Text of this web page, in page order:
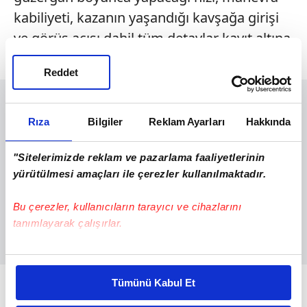
Rıza Bilgiler Reklam Ayarları Hakkında
"Sitelerimizde reklam ve pazarlama faaliyetlerinin
yürütülmesi amaçları ile çerezler kullanılmaktadır.
Bu çerezler, kullanıcıların tarayıcı ve cihazlarını
tanımlayarak çalışırlar.
Bu çerezlere izin vermeniz halinde sizlere özel
daha iyi reklam deneyimi yaşatabiliriz. Bunu yaparken
Tümünü Kabul Et
Reddet
kabiliyeti, kazanın yaşandığı kavşağa girişi
ve görüş açısı dahil tüm detaylar kayıt altına
alındı.
Kamyonun tahmini hızıyla kavşağa
girdiğinde durma süresi ve firen izi, kavşak